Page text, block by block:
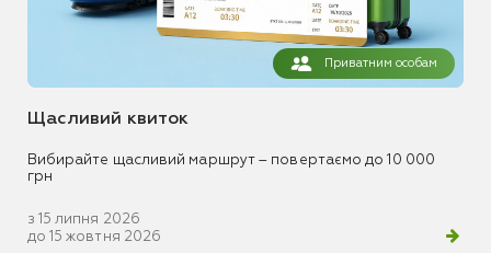
Приватним особам
Щасливий квиток
Вибирайте щасливий маршрут – повертаємо до 10 000
грн
з 15 липня 2026
до 15 жовтня 2026